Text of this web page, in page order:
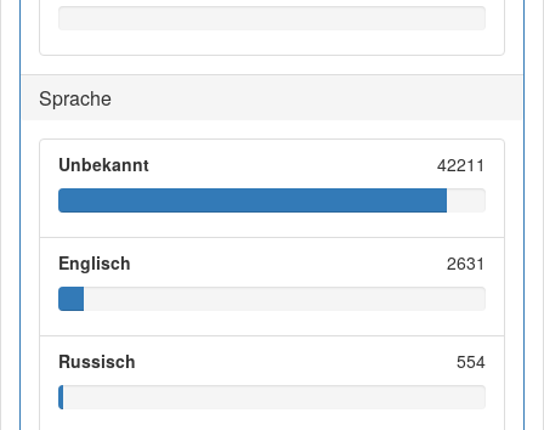
Sprache
Unbekannt 42211
Englisch 2631
Russisch 554